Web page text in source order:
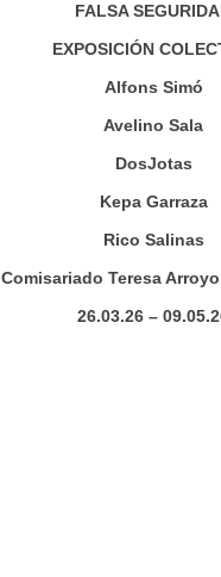
FALSA
EXPOSICIÓN
Alfons Simó
Avelino Sala
DosJotas
Kepa Garraza
Rico Salinas
Comisariado Teresa
26.03.26 –